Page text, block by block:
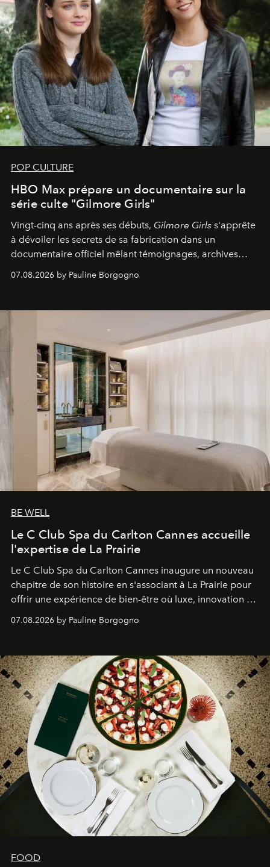
POP CULTURE
HBO Max prépare un documentaire sur la
série culte "Gilmore Girls"
Vingt-cinq ans après ses débuts, Gilmore Girls s'apprête
à dévoiler les secrets de sa fabrication dans un
documentaire officiel mêlant témoignages, archives
inédites et plongée dans les coulisses d'un phénomène
générationnel.
07.08.2026 by Pauline Borgogno
BE WELL
Le C Club Spa du Carlton Cannes accueille
l'expertise de La Prairie
Le C Club Spa du Carlton Cannes inaugure un nouveau
chapitre de son histoire en s'associant à La Prairie pour
offrir une expérience de bien-être où luxe, innovation et
expertise se rencontrent.
07.08.2026 by Pauline Borgogno
FOOD